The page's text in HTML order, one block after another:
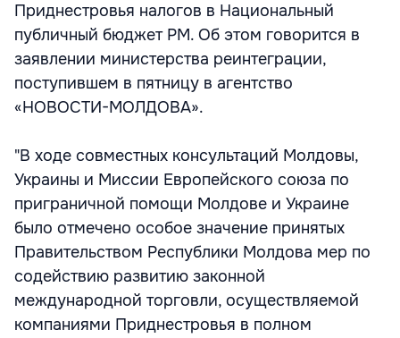
Приднестровья налогов в Национальный
публичный бюджет РМ. Об этом говорится в
заявлении министерства реинтеграции,
поступившем в пятницу в агентство
«НОВОСТИ-МОЛДОВА».
"В ходе совместных консультаций Молдовы,
Украины и Миссии Европейского союза по
приграничной помощи Молдове и Украине
было отмечено особое значение принятых
Правительством Республики Молдова мер по
содействию развитию законной
международной торговли, осуществляемой
компаниями Приднестровья в полном